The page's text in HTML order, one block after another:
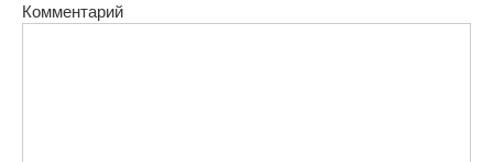
Комментарий